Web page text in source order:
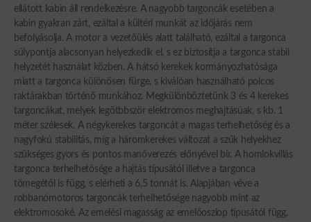
ellátott kabin áll rendelkezésre. A nagyobb targoncák esetében a
kabin gyakran zárt, ezáltal a kültéri munkát az időjárás nem
befolyásolja. A motor a vezetőülés alatt található, ezáltal a targonca
súlypontja alacsonyan helyezkedik el, s ez biztosítja a targonca stabil
helyzetét használat közben. A hátsó kerekek kormányozhatósága
miatt a targonca különösen fürge, s kiválóan használható polcos
raktárakban történő munkához. Megkülönböztetünk 3 és 4 kerekes
targoncákat, melyek legötbbször elektromos meghajtásúak, s kb. 1
méter szélesek. A négykerekes targoncát a magas terhelhetőség és a
nagyfokú stabilitás, míg a háromkerekes változat a szűk helyekhez
szükséges gyors és pontos manőverezés előnyével bír. A homlokvillás
targonca terhelhetősége a hajtás típusától illetve a targonca
tömegétől is függ, s elérheti a 6,5 tonnát is. Alapjában véve a
robbanómotoros targoncák terhelhetősége nagyobb mint az
elektromosoké. Az emelési magasság az emelőoszlop típusától függ,